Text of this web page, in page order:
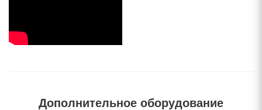
Дополнительное оборудование